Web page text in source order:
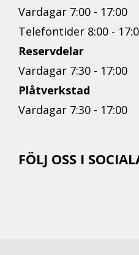
Vardagar 7:00 - 17:00
Telefontider 8:00 -
Reservdelar
Vardagar 7:30 - 17:00
Plåtverkstad
Vardagar 7:30 - 17:00
FÖLJ OSS I